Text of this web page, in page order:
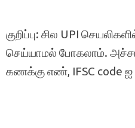
குறிப்பு: சில UPI
செய்யாமல் போகலாம்.
கணக்கு எண், IFSC code ஐ